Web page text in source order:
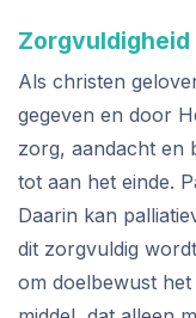
Als christen
gegeven en door
zorg, aandacht en
tot aan het einde.
Daarin kan
dit zorgvuldig
om doelbewust het